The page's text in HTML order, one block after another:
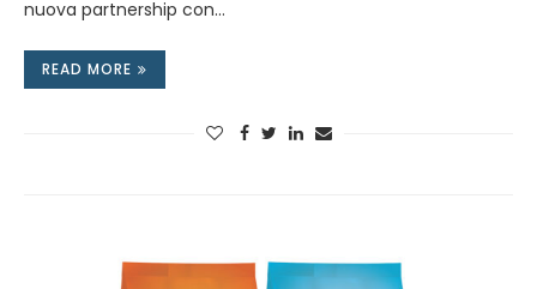
nuova partnership con…
READ MORE